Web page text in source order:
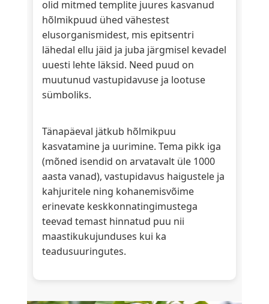
olid mitmed templite juures kasvanud
hõlmikpuud ühed vähestest
elusorganismidest, mis epitsentri
lähedal ellu jäid ja juba järgmisel kevadel
uuesti lehte läksid. Need puud on
muutunud vastupidavuse ja lootuse
sümboliks.
Tänapäeval jätkub hõlmikpuu
kasvatamine ja uurimine. Tema pikk iga
(mõned isendid on arvatavalt üle 1000
aasta vanad), vastupidavus haigustele ja
kahjuritele ning kohanemisvõime
erinevate keskkonnatingimustega
teevad temast hinnatud puu nii
maastikukujunduses kui ka
teadusuuringutes.